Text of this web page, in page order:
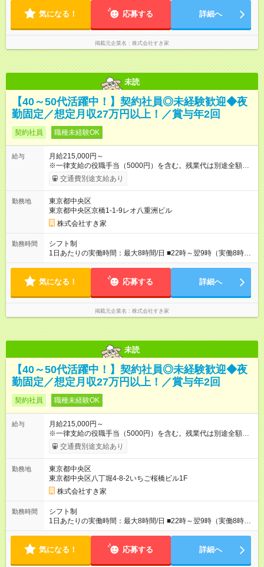
気になる！ 応募する 詳細へ
掲載元企業名 株式会社すき家
未読
【40～50代活躍中！】契約社員◎未経験歓迎◆夜
勤固定／想定月収27万円以上！／賞与年2回
契約社員 職種未経験OK
給与
月給215,000円～
※一律支給の役職手当（5000円）を含む。残業代は別途全額支
給。 ※深夜勤務手当は、残業時間等により変動します。 ※想定
月収27万円以上 ※最大4回昇給のチャンスあり ※賞与年2回支給
交通費別途支給あり
勤務地
東京都中央区
東京都中央区京橋1-1-9レオ八重洲ビル
株式会社すき家
勤務時間
シフト制
1日あたりの実働時間：最大8時間/日 ■22時～翌9時（実働8時
間） ※上記はあくまでも一例です。店舗により、時間が前後す
のシフトを組んでいます。 ★各店舗のサポートのために本社に
気になる！ 応募する 詳細へ
掲載元企業名 株式会社すき家
未読
【40～50代活躍中！】契約社員◎未経験歓迎◆夜
勤固定／想定月収27万円以上！／賞与年2回
契約社員 職種未経験OK
給与
月給215,000円～
※一律支給の役職手当（5000円）を含む。残業代は別途全額支
給。 ※深夜勤務手当は、残業時間等により変動します。 ※想定
月収27万円以上 ※最大4回昇給のチャンスあり ※賞与年2回支給
交通費別途支給あり
勤務地
東京都中央区
東京都中央区八丁堀4-8-2いちご桜橋ビル1F
株式会社すき家
勤務時間
シフト制
1日あたりの実働時間：最大8時間/日 ■22時～翌9時（実働8時
間） ※上記はあくまでも一例です。店舗により、時間が前後す
のシフトを組んでいます。 ★各店舗のサポートのために本社に
気になる！ 応募する 詳細へ